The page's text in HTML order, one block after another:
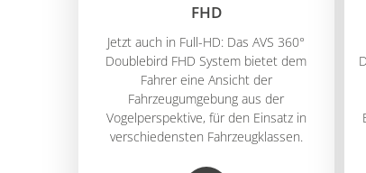
FHD
Jetzt auch in Full-HD: Das AVS 360°
Doublebird FHD System bietet dem
Fahrer eine Ansicht der
Fahrzeugumgebung aus der
Vogelperspektive, für den Einsatz in
verschiedensten Fahrzeugklassen.